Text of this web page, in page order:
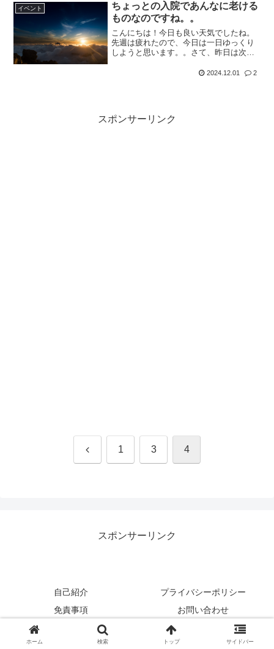
イベント
ちょっとの入院であんなに老ける
ものなのですね。。
こんにちは！今日も良い天気でしたね。
先週は疲れたので、今日は一日ゆっくり
しようと思います。。さて、昨日は次女
た。次女の発表のある3時間目だけ観に行
2024.12.01 2
スポンサーリンク
前 1 3 4
スポンサーリンク
自己紹介
プライバシーポリシー
免責事項
お問い合わせ
Copyright © 2017-2026 のんびり行こうよ！ All Rights Reserved.
ホーム 検索 トップ サイドバー